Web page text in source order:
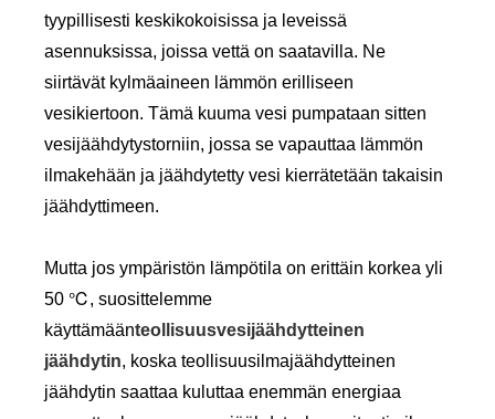
tyypillisesti keskikokoisissa ja leveissä
asennuksissa, joissa vettä on saatavilla. Ne
siirtävät kylmäaineen lämmön erilliseen
vesikiertoon. Tämä kuuma vesi pumpataan sitten
vesijäähdytystorniin, jossa se vapauttaa lämmön
ilmakehään ja jäähdytetty vesi kierrätetään takaisin
jäähdyttimeen.
Mutta jos ympäristön lämpötila on erittäin korkea yli
50 ℃, suosittelemme
käyttämäänteollisuusvesijäähdytteinen
jäähdytin, koska teollisuusilmajäähdytteinen
jäähdytin saattaa kuluttaa enemmän energiaa